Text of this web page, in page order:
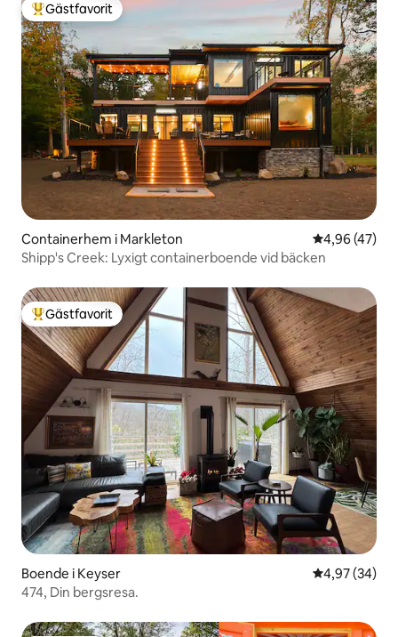
Populär gästfavorit
Gästfavorit
Containerhem i Markleton 4,96 av 5 i
4,96 (47)
Shipp's Creek: Lyxigt containerboende vid bäcken
Populär gästfavorit
Gästfavorit
Boende i Keyser 4,97 av 5 i
4,97 (34)
474, Din bergsresa.